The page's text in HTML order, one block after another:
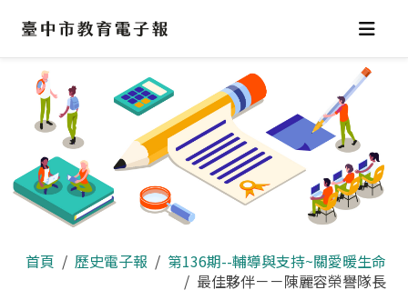
區
首頁 歷史電子報
第136期--輔導與支持~關愛暖生命
最佳夥伴－－陳麗容榮譽隊長